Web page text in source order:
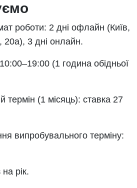
роботи: 2 дні офлайн (Київ,
20а), 3 дні онлайн.
(1 година обідньої
термін (1 місяць): ставка 27
випробувального терміну:
рік.